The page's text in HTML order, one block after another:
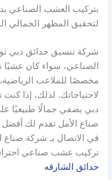
بتركيب العشب الصناعي
لتحقيق المظهر الجمالي
شركة تنسيق حدائق دبي
الصناعي، سواء كان عشبًا
مخصصًا للملاعب
لاحتياجاتك. لذلك، إذا
دبي يضفي جمالًا طبيعيًا
صناع الأمل تقدم لك أفضل
في الاتصال بـ شركة
تركيب عشب صناعي
حدائق الشارقه